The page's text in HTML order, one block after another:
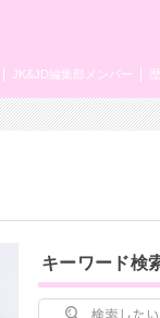
JK&JD編集部メンバー
キーワード検